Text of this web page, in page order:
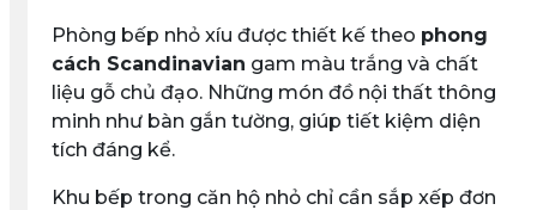
Phòng bếp nhỏ xíu được thiết kế theo phong
cách Scandinavian gam màu trắng và chất
liệu gỗ chủ đạo. Những món đồ nội thất thông
minh như bàn gắn tường, giúp tiết kiệm diện
tích đáng kể.
Khu bếp trong căn hộ nhỏ chỉ cần sắp xếp đơn